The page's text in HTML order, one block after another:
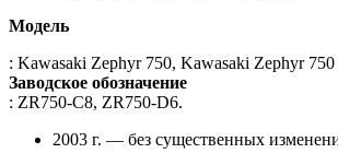
Модель
: Kawasaki Zephyr 750, Kawasaki Zephyr
Заводское обозначение
: ZR750-C8, ZR750-D6.
2003 г. — без существенных